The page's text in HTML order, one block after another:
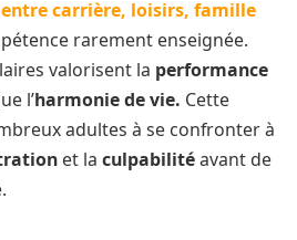
carrière, loisirs, famille
rarement enseignée.
valorisent la performance
l’harmonie de vie. Cette
adultes à se confronter à
et la culpabilitéavant de